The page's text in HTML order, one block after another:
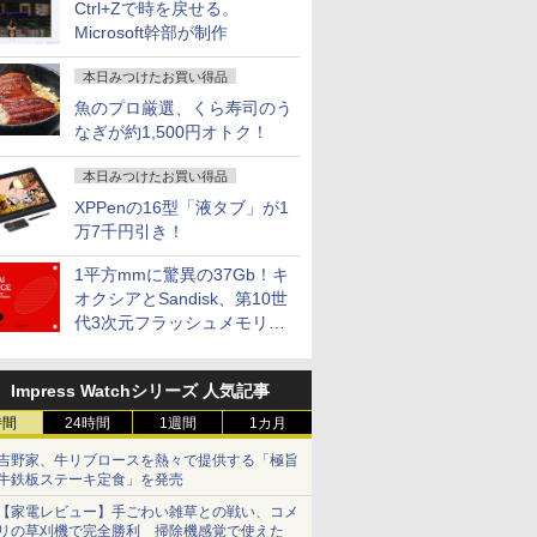
Ctrl+Zで時を戻せる。
Microsoft幹部が制作
本日みつけたお買い得品
魚のプロ厳選、くら寿司のう
なぎが約1,500円オトク！
本日みつけたお買い得品
XPPenの16型「液タブ」が1
万7千円引き！
1平方mmに驚異の37Gb！キ
オクシアとSandisk、第10世
代3次元フラッシュメモリを
Impress Watchシリーズ 人気記事
24時間 1週間 1カ月
野家、牛リブロースを熱々で提供する「極旨
鉄板ステーキ定食」を発売
家電レビュー】手ごわい雑草との戦い、コメ
の草刈機で完全勝利 掃除機感覚で使えた